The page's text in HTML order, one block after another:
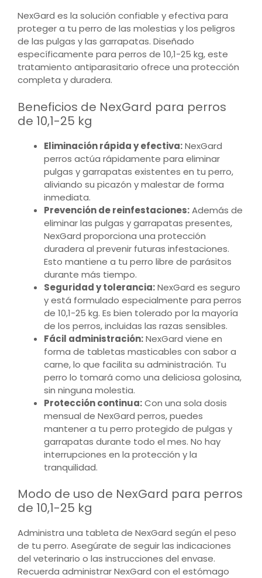
NexGard es la solución confiable y efectiva para
proteger a tu perro de las molestias y los peligros
de las pulgas y las garrapatas. Diseñado
específicamente para perros de 10,1-25 kg, este
tratamiento antiparasitario ofrece una protección
completa y duradera.
Beneficios de NexGard para perros
de 10,1-25 kg
Eliminación rápida y efectiva:NexGard
perros actúa rápidamente para eliminar
pulgas y garrapatas existentes en tu perro,
aliviando su picazón y malestar de forma
inmediata.
Prevención de reinfestaciones:Además de
eliminar las pulgas y garrapatas presentes,
NexGard proporciona una protección
duradera al prevenir futuras infestaciones.
Esto mantiene a tu perro libre de parásitos
durante más tiempo.
Seguridad y tolerancia:NexGard es seguro
y está formulado especialmente para perros
de 10,1-25 kg. Es bien tolerado por la mayoría
de los perros, incluidas las razas sensibles.
Fácil administración:NexGard viene en
forma de tabletas masticables con sabor a
carne, lo que facilita su administración. Tu
perro lo tomará como una deliciosa golosina,
sin ninguna molestia.
Protección continua:Con una sola dosis
mensual de NexGard perros, puedes
mantener a tu perro protegido de pulgas y
garrapatas durante todo el mes. No hay
interrupciones en la protección y la
tranquilidad.
Modo de uso de NexGard para perros
de 10,1-25 kg
Administra una tableta de NexGard según el peso
de tu perro. Asegúrate de seguir las indicaciones
del veterinario o las instrucciones del envase.
Recuerda administrar NexGard con el estómago